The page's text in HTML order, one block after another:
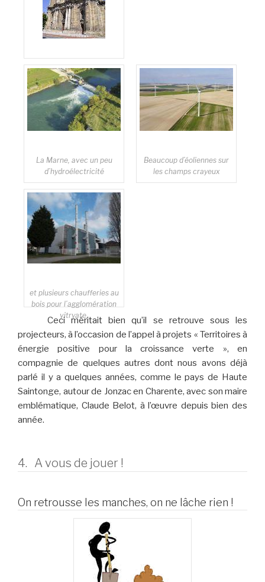
Une ville construite en
1545 par François 1er
La Marne, avec un peu
d’hydroélectricité
Beaucoup d’éoliennes sur
les champs crayeux
et plusieurs chaufferies au
bois pour l’agglomération
vitryate.
Ceci méritait bien qu’il se retrouve sous les
projecteurs, à l’occasion de l’appel à projets « Territoires à
énergie positive pour la croissance verte », en
compagnie de quelques autres dont nous avons déjà
parlé il y a quelques années, comme le pays de Haute
Saintonge, autour de Jonzac en Charente, avec son maire
emblématique, Claude Belot, à l’œuvre depuis bien des
année.
4. A vous de jouer !
On retrousse les manches, on ne lâche rien !